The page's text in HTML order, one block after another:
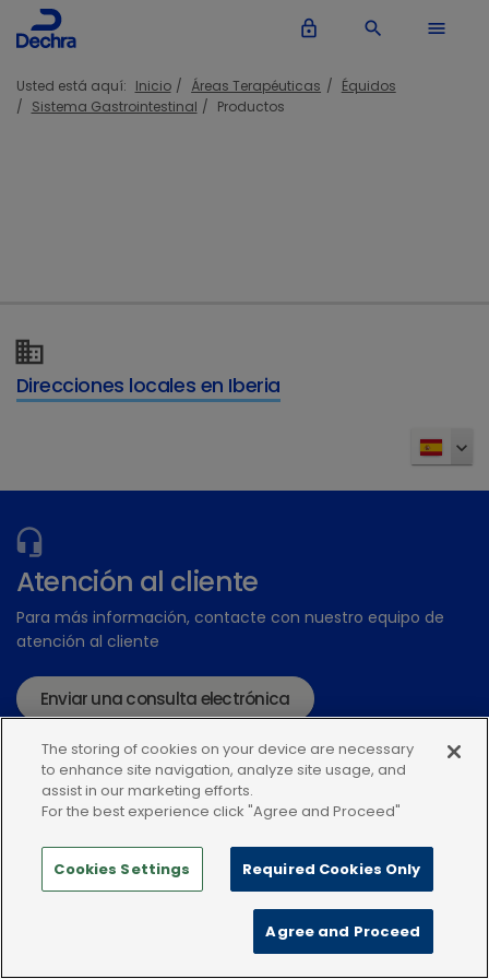
lock_outline search menu
Usted está aquí: Inicio Áreas Terapéuticas
Équidos
Sistema Gastrointestinal
Productos
Direcciones locales en Iberia
Atención al cliente
Para más información, contacte con nuestro equipo de
atención al cliente
Enviar una consulta electrónica
The storing of cookies on your device are necessary
to enhance site navigation, analyze site usage, and
assist in our marketing efforts.
For the best experience click "Agree and Proceed"
Cookies Settings Required Cookies Only
Agree and Proceed